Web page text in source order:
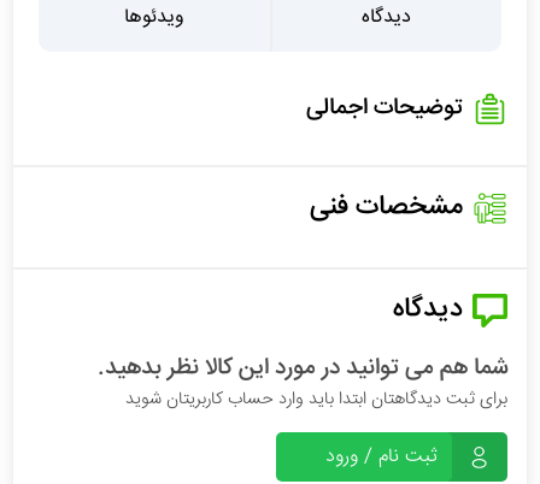
دیدگاه ویدئوها
توضیحات اجمالی
مشخصات فنی
دیدگاه
شما هم می توانید در مورد این کالا نظر بدهید.
برای ثبت دیدگاهتان ابتدا باید وارد حساب کاربریتان شوید
ثبت نام / ورود